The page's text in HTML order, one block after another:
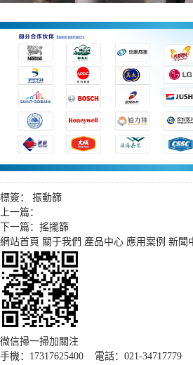
標簽： 振動篩
上一篇：
下一篇： 搖擺篩
網站首頁 關于我們 產品中心 應用案例 新聞
微信掃一掃加關注
手機：17317625400 電話：021-34717779